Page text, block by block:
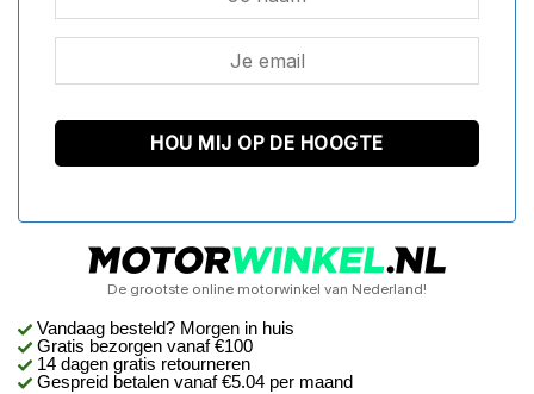
De grootste online motorwinkel van Nederland!
Vandaag besteld? Morgen in huis
Gratis bezorgen vanaf €100
14 dagen gratis retourneren
Gespreid betalen vanaf €5.04 per maand